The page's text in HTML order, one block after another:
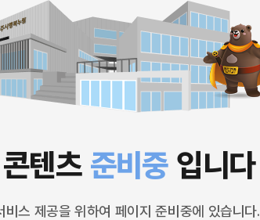
텐츠 준비중입니다
비스 제공을 위하여 페이지 준비중에 있습니다.